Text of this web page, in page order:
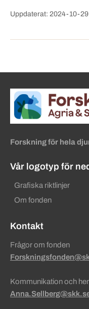
Uppdaterat: 2024-10-29
Köpa hund startsida
Forskning för hela
Vår logotyp för
Grafiska riktlinjer
Om fonden
Kontakt
Frågor om fonden
Kommunikation och